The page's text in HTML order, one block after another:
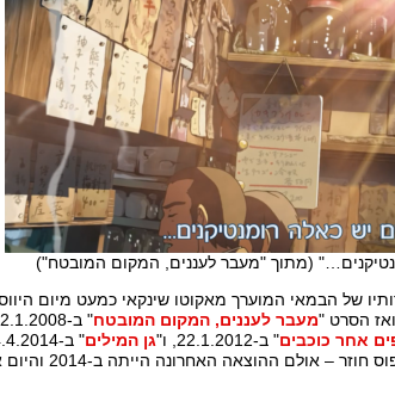
(מתוך "מעבר לעננים, המקום המובטח")
של הבמאי המוערך מאקוטו שינקאי כמעט מיום
מעבר לעננים, המקום המובטח" ב-22.1.2008, "
אחר כוכבים" ב-22.1.2012, ו" גן המילים" ב-4.4.2014.